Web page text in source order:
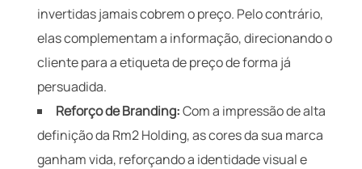
invertidas jamais cobrem o preço. Pelo contrário,
elas complementam a informação, direcionando o
cliente para a etiqueta de preço de forma já
persuadida.
Reforço de Branding:Com a impressão de alta
definição da Rm2 Holding, as cores da sua marca
ganham vida, reforçando a identidade visual e